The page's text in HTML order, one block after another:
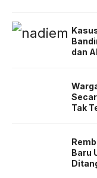
dan
Tak
Baru